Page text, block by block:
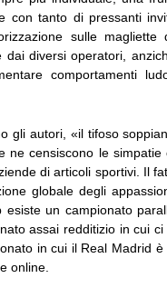
con tanto di pressanti
sulle
dai diversi operatori,
comportamenti
gli autori, «il tifoso
ne censiscono le
di articoli sportivi. Il
globale degli
un campionato
assai redditizio in cui
in cui il Real Madrid
online.